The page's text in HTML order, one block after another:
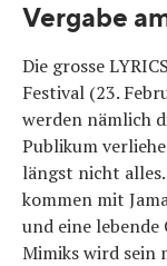
Vergabe
Die grosse
Festival (23.
werden nämlich
Publikum
längst nicht
kommen mit
und eine lebende
Mimiks wird sein